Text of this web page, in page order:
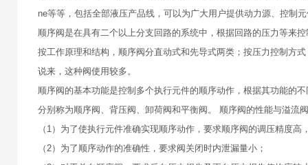
ne等等，包括全部液压产品线，可以为广大用户提供动力源、控制
顺序阀是在具有二个以上分支回路的系统中，根据回路的压力等来
按工作原理和结构，顺序阀分直动式和先导式两类；按压力控制方
说来，这种阀使用较多。
顺序阀的基本功能是控制多个执行元件的顺序动作，根据其功能的不
分别称为顺序阀、背压阀、卸荷阀和平衡阀。 顺序阀的性能与溢流
（1）为了使执行元件准确实现顺序动作，要求顺序阀的调压精度高
（2）为了顺序动作的准确性，要求阀关闭时内泄漏量小；